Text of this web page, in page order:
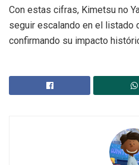
Con estas cifras, Kimetsu no
seguir escalando en el listado
confirmando su impacto